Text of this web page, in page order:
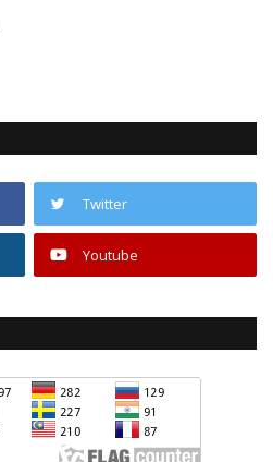
Twitter
Youtube